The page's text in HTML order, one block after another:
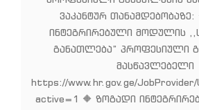
ვაკანტურ
ინტეგრირებული მოდულის
განათლება” პროფესიული
მასწავლებელი
https://www.hr.gov.ge/
active=1 🔶 ზოგადი